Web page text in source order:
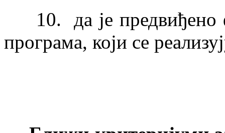
10. да је предвиђено
програма, који се